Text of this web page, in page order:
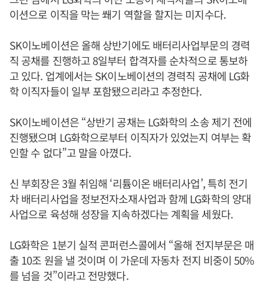
이션으로 이직을 막는 쐐기 역할을 할지는 미지수다.
SK이노베이션은 올해 상반기에도 배터리사업부문의 경력
직 공채를 진행하고 8일부터 합격자를 순차적으로 통보하
고 있다. 업계에서는 SK이노베이션의 경력직 공채에 LG화
학 이직자들이 일부 포함됐으리라고 추정한다.
SK이노베이션은 “상반기 공채는 LG화학의 소송 제기 전에
진행됐으며 LG화학으로부터 이직자가 있었는지 여부는 확
인할 수 없다”고 말을 아꼈다.
신 부회장은 3월 취임해 ‘리튬이온 배터리사업’, 특히 전기
차 배터리사업을 정보전자소재사업과 함께 LG화학의 양대
사업으로 육성해 성장을 지속하겠다는 계획을 세웠다.
LG화학은 1분기 실적 콘퍼런스콜에서 “올해 전지부문은 매
출 10조 원을 낼 것이며 이 가운데 자동차 전지 비중이 50%
를 넘을 것”이라고 전망했다.